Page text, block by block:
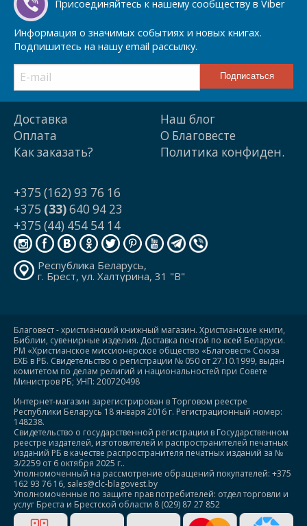
Присоединяйтесь к нашему сообществу в Viber
Информация о значимых событиях и новых книгах.
Подпишитесь на нашу email рассылку.
Доставка
Оплата
Как заказать?
Наш блог
О Благовесте
Политика конфиден.
+375 (162) 93 76 16
+375 (33)640 94 23
+375 (44) 454 54 14
Республика Беларусь,
г. Брест, ул. Халтурина, 31 "В"
Благовест - христианский книжный магазин. Христианские книги,
Библии, сувенирные изделия. Доставка почтой по всей Беларуси.
РМ «Христианское миссионерское общество «Благовест» Союза
ЕХБ в РБ. Свидетельство о регистрации № 050 от 27.10.1999, выдан
комитетом по делам религий и национальностей при Совете
Министров РБ; УНП: 200720498
Интернет-магазин зарегистрирован в Торговом реестре
Республики Беларусь 18 января 2016 г. Регистрационный номер:
148238.
Свидетельство о государственной регистрации в Государственном
реестре издателей, изготовителей и распространителей печатных
изданий РБ в качестве распространителя печатных изданий за №
3/2259 от 6 октября 2025 г..
Уполномоченный на рассмотрение обращений покупателей: +375
162 93 76 16, sales@clc-blagovest.by
Уполномоченные по защите прав потребителей: отдел торговли и
услуг Бреста и Брестской области 8 (029) 87 27 852